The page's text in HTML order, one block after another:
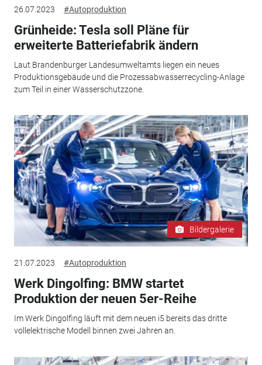
26.07.2023 #Autoproduktion
Grünheide: Tesla soll Pläne für
erweiterte Batteriefabrik ändern
Laut Brandenburger Landesumweltamts liegen ein neues
Produktionsgebäude und die Prozessabwasserrecycling-Anlage
zum Teil in einer Wasserschutzzone.
Bildergalerie
21.07.2023 #Autoproduktion
Werk Dingolfing: BMW startet
Produktion der neuen 5er-Reihe
Im Werk Dingolfing läuft mit dem neuen i5 bereits das dritte
vollelektrische Modell binnen zwei Jahren an.